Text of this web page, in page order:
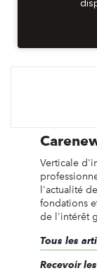
Verticale
l'actualité
fondations
de l'intérêt
Tous les
Recevoir